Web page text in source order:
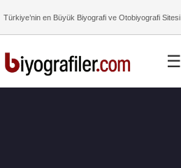
Türkiye’nin en Büyük Biyografi ve Otobiyografi Sitesi
☰